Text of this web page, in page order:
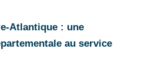
Atlantique : une
au service